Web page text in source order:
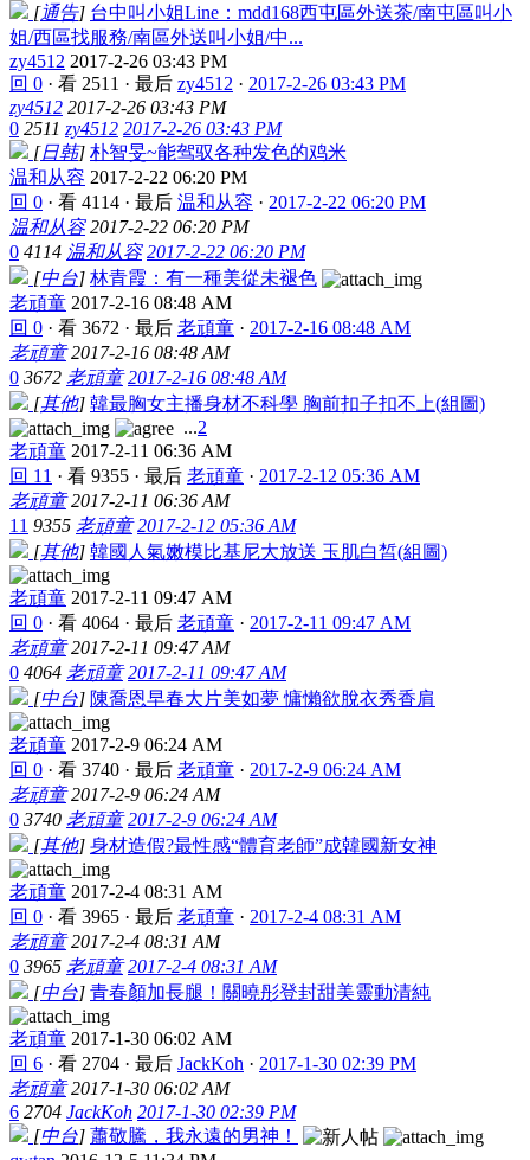
[通告] 台中叫小姐Line：mdd168西屯區外送茶/南屯區叫小
姐/西區找服務/南區外送叫小姐/中...
zy4512 2017-2-26 03:43 PM
回 0 · 看 2511 · 最后 zy4512 · 2017-2-26 03:43 PM
zy4512 2017-2-26 03:43 PM
0 2511 zy4512 2017-2-26 03:43 PM
[日韩] 朴智旻~能驾驭各种发色的鸡米
温和从容 2017-2-22 06:20 PM
回 0 · 看 4114 · 最后 温和从容 · 2017-2-22 06:20 PM
温和从容 2017-2-22 06:20 PM
0 4114 温和从容 2017-2-22 06:20 PM
[中台] 林青霞：有一種美從未褪色
老頑童 2017-2-16 08:48 AM
回 0 · 看 3672 · 最后 老頑童 · 2017-2-16 08:48 AM
老頑童 2017-2-16 08:48 AM
0 3672 老頑童 2017-2-16 08:48 AM
[其他] 韓最胸女主播身材不科學 胸前扣子扣不上(組圖)
...2
老頑童 2017-2-11 06:36 AM
回 11 · 看 9355 · 最后 老頑童 · 2017-2-12 05:36 AM
老頑童 2017-2-11 06:36 AM
11 9355 老頑童 2017-2-12 05:36 AM
[其他] 韓國人氣嫩模比基尼大放送 玉肌白皙(組圖)
老頑童 2017-2-11 09:47 AM
回 0 · 看 4064 · 最后 老頑童 · 2017-2-11 09:47 AM
老頑童 2017-2-11 09:47 AM
0 4064 老頑童 2017-2-11 09:47 AM
[中台] 陳喬恩早春大片美如夢 慵懶欲脫衣秀香肩
老頑童 2017-2-9 06:24 AM
回 0 · 看 3740 · 最后 老頑童 · 2017-2-9 06:24 AM
老頑童 2017-2-9 06:24 AM
0 3740 老頑童 2017-2-9 06:24 AM
[其他] 身材造假?最性感“體育老師”成韓國新女神
老頑童 2017-2-4 08:31 AM
回 0 · 看 3965 · 最后 老頑童 · 2017-2-4 08:31 AM
老頑童 2017-2-4 08:31 AM
0 3965 老頑童 2017-2-4 08:31 AM
[中台] 青春顏加長腿！關曉彤登封甜美靈動清純
老頑童 2017-1-30 06:02 AM
回 6 · 看 2704 · 最后 JackKoh · 2017-1-30 02:39 PM
老頑童 2017-1-30 06:02 AM
6 2704 JackKoh 2017-1-30 02:39 PM
[中台] 蕭敬騰，我永遠的男神！